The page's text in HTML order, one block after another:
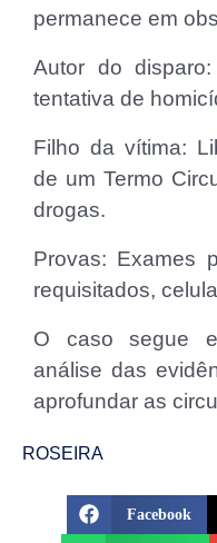
permanece em
Autor do
tentativa de
Filho da vítima:
de um Termo
drogas.
Provas: Exames
requisitados,
O caso segue
análise das
aprofundar as
ROSEIRA
Facebook